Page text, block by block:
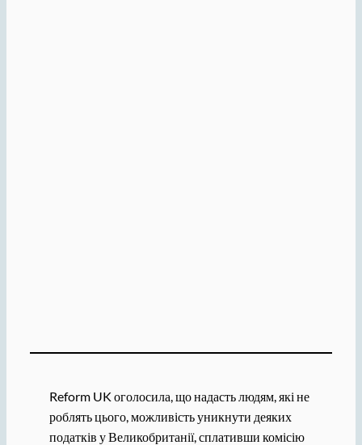
Reform UK оголосила, що надасть людям, які не
роблять цього, можливість уникнути деяких
податків у Великобританії, сплативши комісію